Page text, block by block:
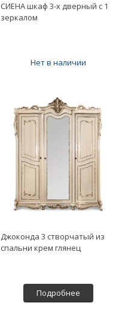
СИЕНА шкаф 3-х дверный с 1
зеркалом
Нет в наличии
Джоконда 3 створчатый из
спальни крем глянец
Подробнее